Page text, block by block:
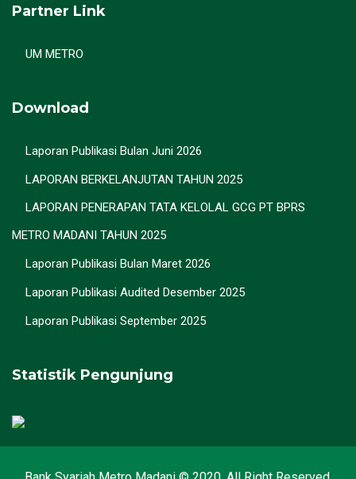
Partner Link
UM METRO
Download
Laporan Publikasi Bulan Juni 2026
LAPORAN BERKELANJUTAN TAHUN 2025
LAPORAN PENERAPAN TATA KELOLAL GCG PT BPRS
METRO MADANI TAHUN 2025
Laporan Publikasi Bulan Maret 2026
Laporan Publikasi Audited Desember 2025
Laporan Publikasi September 2025
Statistik Pengunjung